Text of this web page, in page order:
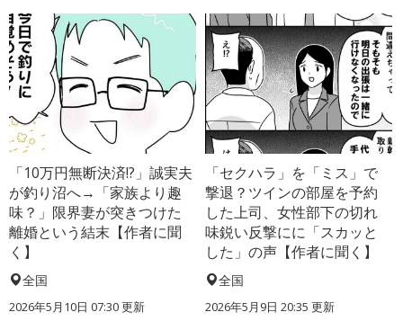
「10万円無断決済!?」誠実夫
が釣り沼へ→「家族より趣
味？」限界妻が突きつけた
離婚という結末【作者に聞
く】
全国
2026年5月10日 07:30 更新
「セクハラ」を「ミス」で
撃退？ツインの部屋を予約
した上司、女性部下の切れ
味鋭い反撃にに「スカッと
した」の声【作者に聞く】
全国
2026年5月9日 20:35 更新